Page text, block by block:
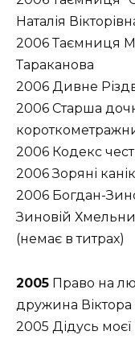
Наталія
2006 Таємниця
Тараканова
2006 Дивне
2006 Старша
2006 Кодекс
2006 Зоряні
2006 Богдан-
Зиновій
(немає в титрах)
2005 Право на
дружина Віктора
2005 Дідусь моєї